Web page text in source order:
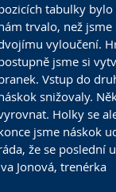
tabulky
trvalo, než
vyloučení.
jsme si
Vstup do
snižovaly.
Holky se
jsme náskok
že se poslední
Jonová, trenérka